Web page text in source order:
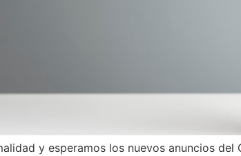
y esperamos los nuevos anuncios